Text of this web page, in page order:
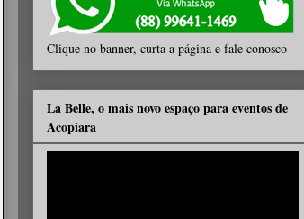
Clique no banner, curta a página e fale conosco
La Belle, o mais novo espaço para eventos de
Acopiara